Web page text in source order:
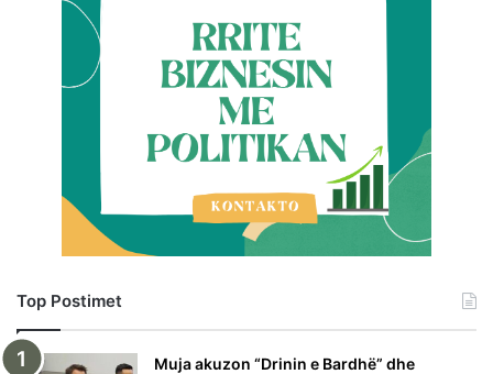
Top Postimet
Muja akuzon “Drinin e Bardhë” dhe